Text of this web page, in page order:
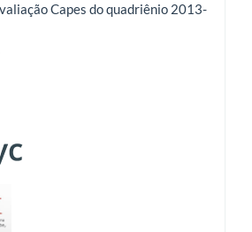
Capes do quadriênio 2013-